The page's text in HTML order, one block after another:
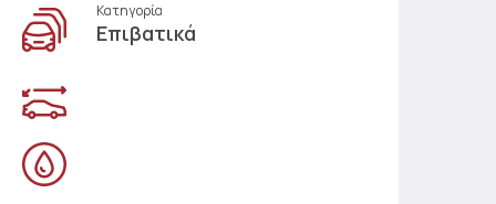
Κατηγορία
Επιβατικά